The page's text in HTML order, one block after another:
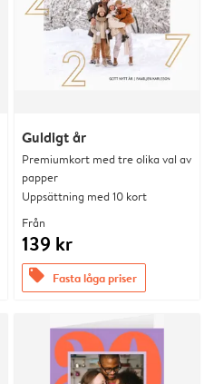
Guldigt år
Premiumkort med tre olika val av
papper
Uppsättning med 10 kort
Från
139 kr
offers Fasta låga priser